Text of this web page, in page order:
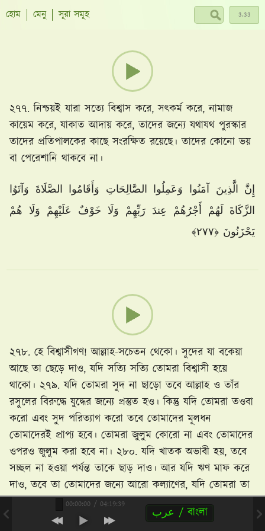
হোম মেনু সূরা সমূহ
২৭৭. নিশ্চয়ই যারা সত্যে বিশ্বাস করে, সৎকর্ম করে, নামাজ
কায়েম করে, যাকাত আদায় করে, তাদের জন্যে যথাযথ পুরস্কার
তাদের প্রতিপালকের কাছে সংরক্ষিত রয়েছে। তাদের কোনো ভয়
বা পেরেশানি থাকবে না।
إِنَّ الَّذِينَ آمَنُوا وَعَمِلُوا الصَّالِحَاتِ وَأَقَامُوا الصَّلَاةَ وَآتَوُا
الزَّكَاةَ لَهُمْ أَجْرُ‌هُمْ عِندَ رَ‌بِّهِمْ وَلَا خَوْفٌ عَلَيْهِمْ وَلَا هُمْ
يَحْزَنُونَ ﴿٢٧٧﴾
২৭৮. হে বিশ্বাসীগণ! আল্লাহ-সচেতন থেকো। সুদের যা বকেয়া
আছে তা ছেড়ে দাও, যদি সত্যি সত্যি তোমরা বিশ্বাসী হয়ে
থাকো। ২৭৯. যদি তোমরা সুদ না ছাড়ো তবে আল্লাহ ও তাঁর
রসুলের বিরুদ্ধে যুদ্ধের জন্যে প্রস্তুত হও। কিন্তু যদি তোমরা তওবা
করো এবং সুদ পরিত্যাগ করো তবে তোমাদের মূলধন
তোমাদেরই প্রাপ্য হবে। তোমরা জুলুম কোরো না এবং তোমাদের
ওপরও জুলুম করা হবে না। ২৮০. যদি খাতক অভাবী হয়, তবে
সচ্ছল না হওয়া পর্যন্ত তাকে ছাড় দাও। আর যদি ঋণ মাফ করে
দাও, তবে তা তোমাদের জন্যে আরো কল্যাণের, যদি তোমরা তা
00:00:00 / 04:19:39
عرب / বাংলা